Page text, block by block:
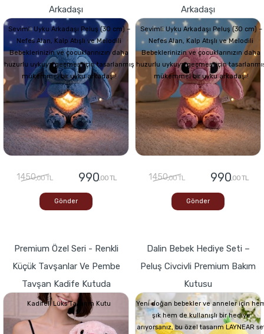
Arkadaşı
Sevimli Uyku Arkadaşı Peluş (30 cm) –
Nefes Alan, Kalp Atışlı ve Melodili
Bebeklerinizin ve çocuklarınızın daha
huzurlu uykuya geçmesi için tasarlanmış
mükemmel bir uyku arkadaşı!
1450,00 TL 990,00 TL
Gönder
Arkadaşı
Sevimli Uyku Arkadaşı Peluş (30 cm) –
Nefes Alan, Kalp Atışlı ve Melodili
Bebeklerinizin ve çocuklarınızın daha
huzurlu uykuya geçmesi için
mükemmel bir uyku arkadaşı!
1450,00 TL 990,00 TL
Gönder
Premium Özel Seri - Renkli
Küçük Tavşanlar Ve Pembe
Tavşan Kadife Kutuda
Kadifeli Lüks Tasarım Kutu
Dalin Bebek Hediye Seti –
Peluş Civcivli Premium Bakım
Kutusu
Yeni doğan bebekler ve anneler için
şık hem de kullanışlı bir hediye
arıyorsanız, bu özel tasarım LAYNEAR